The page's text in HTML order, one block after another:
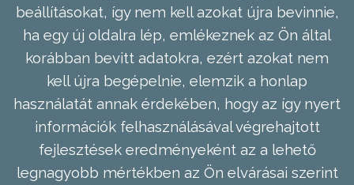
beállításokat, így nem kell azokat újra bevinnie,
ha egy új oldalra lép, emlékeznek az Ön által
korábban bevitt adatokra, ezért azokat nem
kell újra begépelnie, elemzik a honlap
használatát annak érdekében, hogy az így nyert
információk felhasználásával végrehajtott
fejlesztések eredményeként az a lehető
legnagyobb mértékben az Ön elvárásai szerint